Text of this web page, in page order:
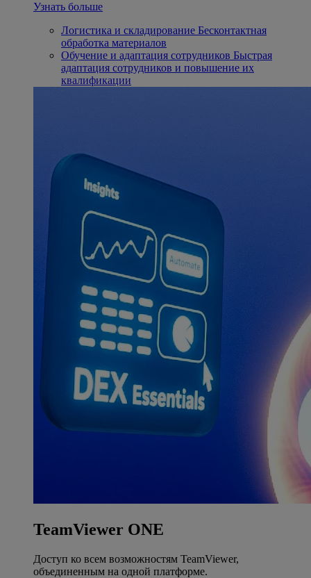
Узнать больше
Логистика и складирование Бесконтактная
обработка материалов
Обучение и адаптация сотрудников Быстрая
адаптация сотрудников и повышение их
квалификации
TeamViewer ONE
Доступ ко всем возможностям TeamViewer,
объединенным на одной платформе.